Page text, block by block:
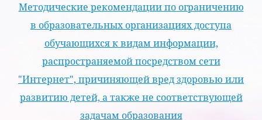
Методические рекомендации по ограничению
в образовательных организациях доступа
обучающихся к видам информации,
распространяемой посредством сети
"Интернет", причиняющей вред здоровью или
развитию детей, а также не соответствующей
задачам образования